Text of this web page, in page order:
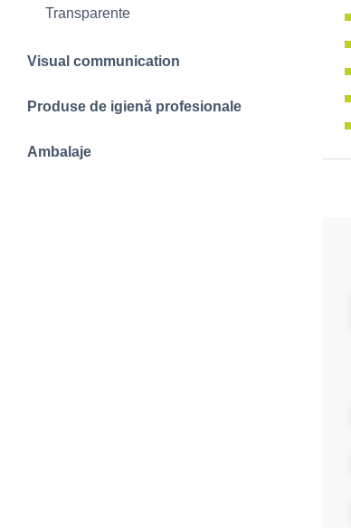
Transparente
Visual communication
Produse de igienă profesionale
Ambalaje